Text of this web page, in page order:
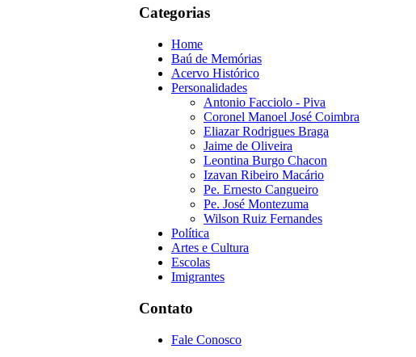
Categorias
Home
Baú de Memórias
Acervo Histórico
Personalidades
Antonio Facciolo - Piva
Coronel Manoel José Coimbra
Eliazar Rodrigues Braga
Jaime de Oliveira
Leontina Burgo Chacon
Izavan Ribeiro Macário
Pe. Ernesto Cangueiro
Pe. José Montezuma
Wilson Ruiz Fernandes
Política
Artes e Cultura
Escolas
Imigrantes
Contato
Fale Conosco